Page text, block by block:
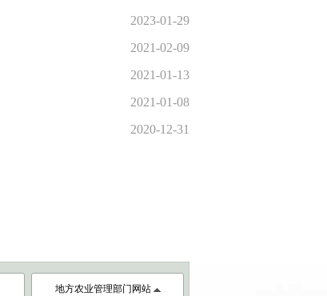
2023-01-29
2021-02-09
2021-01-13
2021-01-08
2020-12-31
地方农业管理部门网站